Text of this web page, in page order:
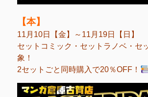
【本】
11月10日【金】～11月19日【日】
セットコミック・セットラノベ・セ
象！
2セットごと同時購入で20％OFF！